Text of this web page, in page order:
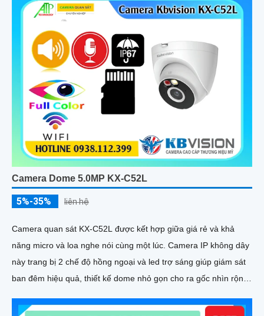
Camera Dome 5.0MP KX-C52L
5%-35% liên hệ
Camera quan sát KX-C52L được kết hợp giữa giá rẻ và khả
năng micro và loa nghe nói cùng một lúc. Camera IP không dây
này trang bị 2 chế độ hồng ngoại và led trợ sáng giúp giám sát
ban đêm hiệu quả, thiết kế dome nhỏ gọn cho ra gốc nhìn rộng